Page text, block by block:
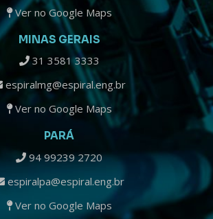
Ver no Google Maps
MINAS GERAIS
31 3581 3333
espiralmg@espiral.eng.br
Ver no Google Maps
PARÁ
94 99239 2720
espiralpa@espiral.eng.br
Ver no Google Maps